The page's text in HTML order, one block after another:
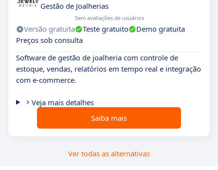
Gestão de Joalherias
Sem avaliações de usuários
Versão gratuita Teste gratuito
Demo gratuita
Preços sob consulta
Software de gestão de joalheria com controle de
estoque, vendas, relatórios em tempo real e integração
com e-commerce.
Veja mais detalhes
Saiba mais
Ver todas as alternativas